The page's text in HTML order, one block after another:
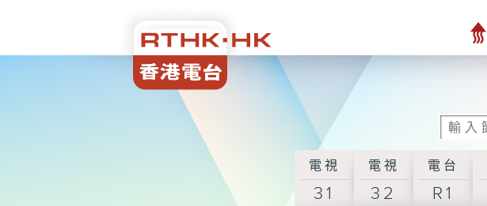
電視
31
電視
32
電台
R1